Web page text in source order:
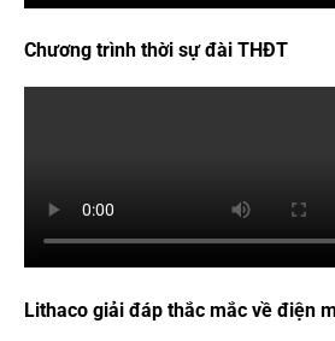
Chương trình thời sự đài THĐT
Lithaco giải đáp thắc mắc về điện